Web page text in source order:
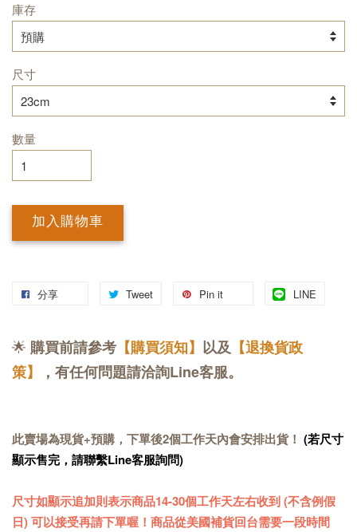
庫存
尺寸
數量
加入購物車
分享 Tweet Pin it LINE
🌟 購買前請參考 【購買須知】 以及 【退換貨政
策】
，有任何問題請洽詢Line客服。
此賣場為現貨+預購，下單後2個工作天內會安排出貨！ (若尺寸
顯示售完，請聯繫Line客服詢問)
尺寸如顯示追加則表示商品14-30個工作天左右收到 (不含例假
日) 可以接受再請下單喔！商品從美國補貨回台需要一段時間